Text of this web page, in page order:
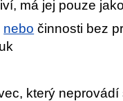
má jej pouze
nebo činnosti bez
který neprovádí